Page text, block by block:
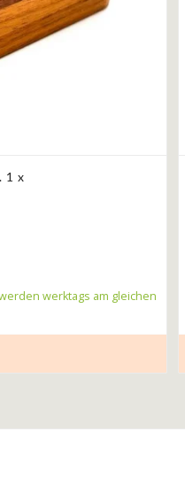
1 x
werktags am gleichen